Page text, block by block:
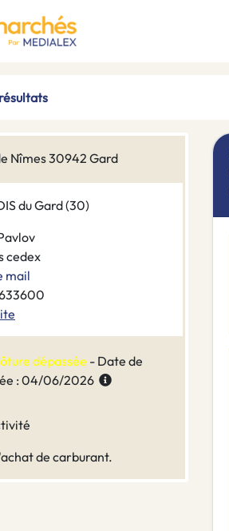
Nîmes 30942 Gard
du Gard (30)
cedex
mail
dépassée - Date de
: 04/06/2026
de carburant.